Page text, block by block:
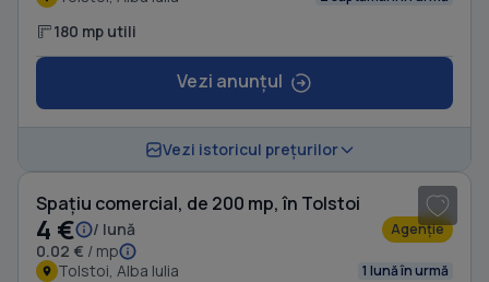
180 mp utili
Vezi anunțul
Vezi istoricul prețurilor
Spațiu comercial, de 200 mp, în Tolstoi
4 €
/ lună
0.02 € / mp
Agenție
Tolstoi, Alba Iulia 1 lună în urmă